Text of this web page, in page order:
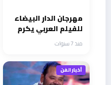
مهرجان الدار البيضاء
للفيلم العربي يكرم
سعيد حامد وعبد
الرحمن التازي
منذ 7 سنوات
أخبار الفن